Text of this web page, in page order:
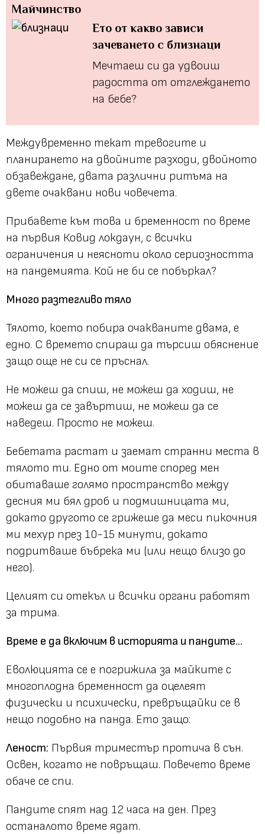
Майчинство
Ето от какво зависи
зачеването с близнаци
Мечтаеш си да удвоиш
радостта от отглеждането
на бебе?
Междувременно текат тревогите и
планирането на двойните разходи, двойното
обзавеждане, двата различни ритъма на
двете очаквани нови човечета.
Прибавете към това и бременност по време
на първия Ковид локдаун, с всички
ограничения и неясноти около сериозността
на пандемията. Кой не би се побъркал?
Много разтегливо тяло
Тялото, което побира очакваните двама, е
едно. С времето спираш да търсиш обяснение
защо още не си се пръснал.
Не можеш да спиш, не можеш да ходиш, не
можеш да се завъртиш, не можеш да се
наведеш. Просто не можеш.
Бебетата растат и заемат странни места в
тялото ти. Едно от моите според мен
обитаваше голямо пространство между
десния ми бял дроб и подмишницата ми,
докато другото се грижеше да меси пикочния
ми мехур през 10-15 минути, докато
подритваше бъбрека ми (или нещо близо до
него).
Целият си отекъл и всички органи работят
за трима.
Време е да включим в историята и пандите...
Еволюцията се е погрижила за майките с
многоплодна бременност да оцелеят
физически и психически, превръщайки се в
нещо подобно на панда. Ето защо:
Леност: Първия триместър протича в сън.
Освен, когато не повръщаш. Повечето време
обаче се спи.
Пандите спят над 12 часа на ден. През
останалото време ядат.